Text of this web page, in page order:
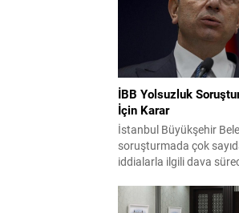
İBB Yolsuzluk
İçin Karar
İstanbul Büyükşehir
soruşturmada çok
iddialarla ilgili dava
sanıkların tutukluluk
değerlendirdi. İnceleme